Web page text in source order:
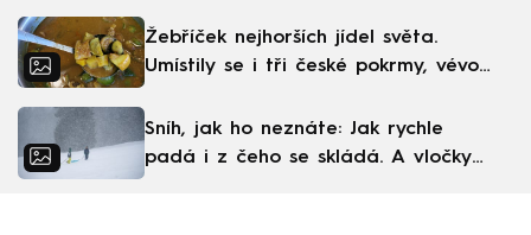
Žebříček nejhorších jídel světa.
Umístily se i tři české pokrmy, vévodí
Sníh, jak ho neznáte: Jak rychle
padá i z čeho se skládá. A vločky